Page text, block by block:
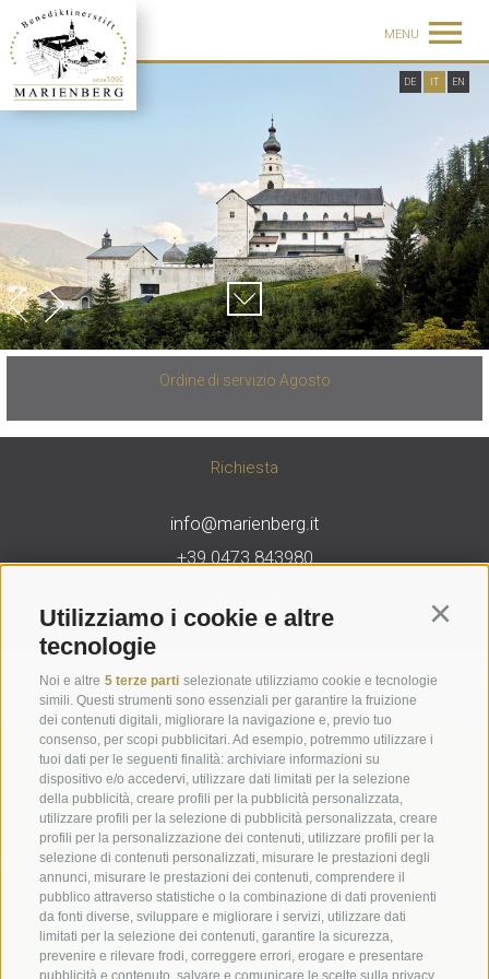
Utilizziamo i cookie e altre
tecnologie
Noi e altre 5 terze parti selezionate utilizziamo cookie e tecnologie
simili. Questi strumenti sono essenziali per garantire la fruizione
dei contenuti digitali, migliorare la navigazione e, previo tuo
consenso, per scopi pubblicitari. Ad esempio, potremmo utilizzare i
tuoi dati per le seguenti finalità: archiviare informazioni su
dispositivo e/o accedervi, utilizzare dati limitati per la selezione
della pubblicità, creare profili per la pubblicità personalizzata,
utilizzare profili per la selezione di pubblicità personalizzata, creare
profili per la personalizzazione dei contenuti, utilizzare profili per la
selezione di contenuti personalizzati, misurare le prestazioni degli
annunci, misurare le prestazioni dei contenuti, comprendere il
pubblico attraverso statistiche o la combinazione di dati provenienti
da fonti diverse, sviluppare e migliorare i servizi, utilizzare dati
limitati per la selezione dei contenuti, garantire la sicurezza,
prevenire e rilevare frodi, correggere errori, erogare e presentare
pubblicità e contenuto, salvare e comunicare le scelte sulla privacy,
MENU
DE IT EN
Ordine di servizio Agosto
Richiesta
info@marienberg.it
+39 0473 843980
Credits | Contributi pubblici | Mappa del sito | Cookie Policy
Privacy | Preferenze Cookies
Abbazia di Marienberg
Schlinig 1
39024 Malles
BZ - Italia
Amministrazione
Tel.+39 0473 843989
Email: verwaltung@marienberg.it